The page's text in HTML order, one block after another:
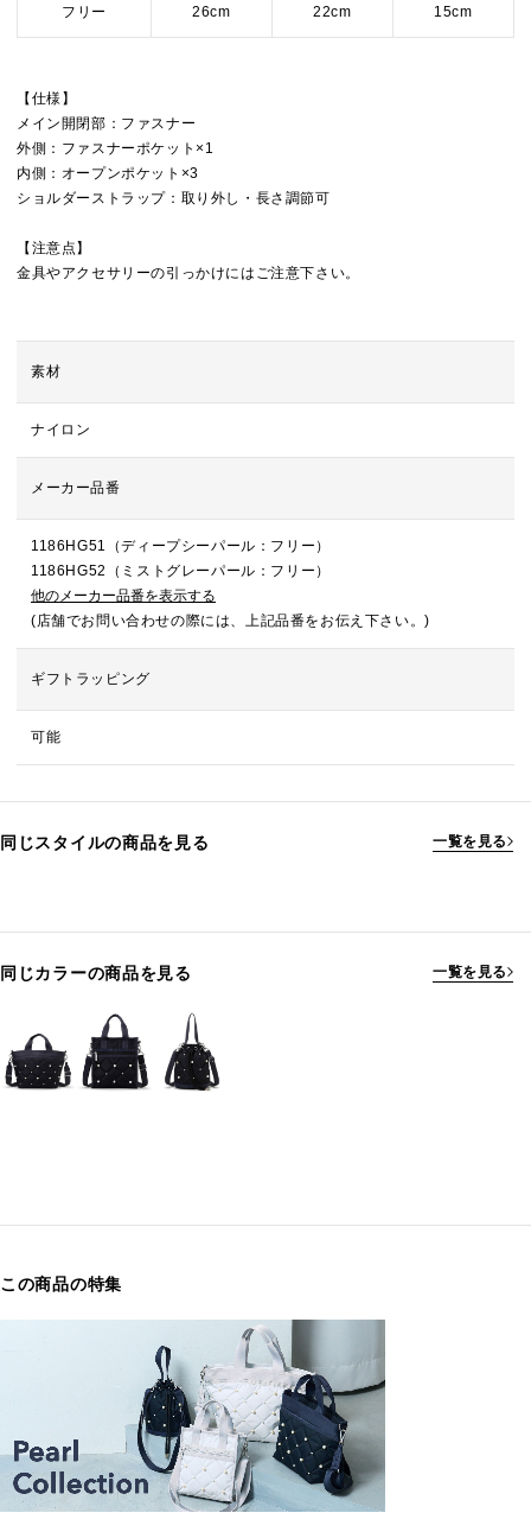
フリー 26cm 22cm 15cm
【仕様】
メイン開閉部：ファスナー
外側：ファスナーポケット×1
内側：オープンポケット×3
ショルダーストラップ：取り外し・長さ調節可
【注意点】
金具やアクセサリーの引っかけにはご注意下さい。
素材
ナイロン
メーカー品番
1186HG51（ディープシーパール：フリー）
1186HG52（ミストグレーパール：フリー）
他のメーカー品番を表示する
(店舗でお問い合わせの際には、上記品番をお伝え下さい。)
ギフトラッピング
可能
同じスタイルの商品を見る 一覧を見る
同じカラーの商品を見る 一覧を見る
この商品の特集